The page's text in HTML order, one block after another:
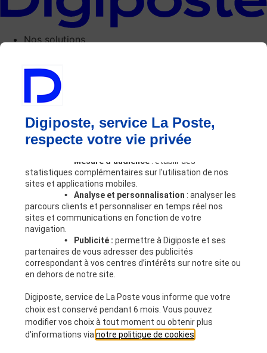
Digiposte, service La Poste,
respecte votre vie privée
Lors de votre navigation sur notre site, nos partenaires
votre accord pour être déposés. Les finalités de ces
cookies sont les suivantes :
Mesure d’audience
: établir des
statistiques complémentaires sur l'utilisation de nos
sites et applications mobiles.
•
Analyse et personnalisation : analyser les
parcours clients et personnaliser en temps réel nos
sites et communications en fonction de votre
navigation.
•
Publicité : permettre à Digiposte et ses
partenaires de vous adresser des publicités
correspondant à vos centres d’intérêts sur notre site ou
en dehors de notre site.
Digiposte, service de La Poste vous informe que votre
choix est conservé pendant 6 mois. Vous pouvez
modifier vos choix à tout moment ou obtenir plus
d'informations via notre politique de cookies
Nos solutions
Digiposte Access +
Digiposte Business
Vos besoins
Dématérialisation RH
Coffre-fort numérique
Partage sécurisé
Outils RH
Nous connaître
Digiposte
Notre expertise RH
Nos engagements
Nous rejoindre
Partenaires
Ressources
A la une
Blog
Livres blancs